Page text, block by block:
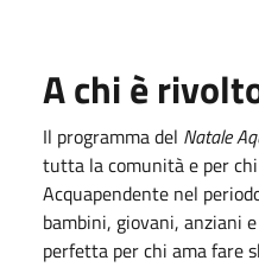
A chi è
Il programma del Natale
tutta la comunità e per
Acquapendente nel
bambini, giovani, anziani
perfetta per chi ama fare